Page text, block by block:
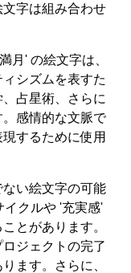
字は組み合わせ
月' の絵文字は、
シズムを表すた
占星術、さらに
感情的な文脈で
するために使用
い絵文字の可能
イクルや '充実感'
とがあります。
ジェクトの完了
ます。さらに、